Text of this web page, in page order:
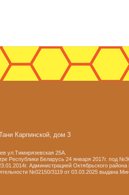
Карпинской, дом 3
ул.Тимирязевская 25А.
Республики Беларусь 24 января 2017г. под
Администрацией Октябрьского района
№02150/3119 от 03.03.2025 выдана